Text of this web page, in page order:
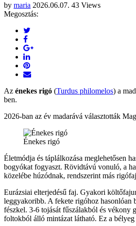
by maria 2026.06.07. 43 Views
Megosztás:
Az énekes rigó (Turdus philomelos) a
ben.
2026-ban az év madarává választották
Énekes rigó
Életmódja és táplálkozása meglehetősen
bogyókat fogyaszt. Rövidtávú vonuló, a
közelébe húzódnak, rendszerint más
Eurázsiai elterjedésű faj. Gyakori
leggyakoribb. A fekete rigóhoz hasonlóan
fészkel. 3-6 tojását fűszálakból és vékony
foltokból álló mintázat látható. Ez a